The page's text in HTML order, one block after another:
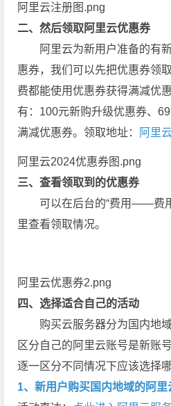
阿里云注册图.png
二、然后领取阿里云优惠券
阿里云为新用户准备的有
惠券，我们可以先把优惠券领
费都能使用优惠券获得满减优
有：100元新购升级优惠券、
满减优惠券。领取地址：
阿里
阿里云2024优惠券图.png
三、查看领取到的优惠券
可以在后台的“费用——费
里查看领取情况。
阿里云优惠券2.png
四、选择适合自己的活动
购买云服务器分为国内地
区分自己的阿里云账号是新账
逐一区分不同情况下应该选择
1、新用户购买国内地域的阿里